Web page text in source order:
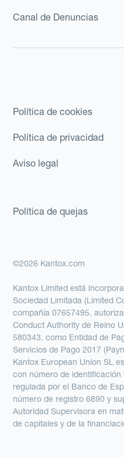
Canal de Denuncias
Política de cookies
Política de privacidad
Aviso legal
Política de quejas
©2026 Kantox.com
Kantox Limited está
Sociedad Limitada (Limited
compañía 07657495,
Conduct Authority de Reino
580343, como Entidad de
Servicios de Pago 2017
Kantox European Union SL
con número de
regulada por el Banco de
número de registro 6890 y
Autoridad Supervisora en
de capitales y de la